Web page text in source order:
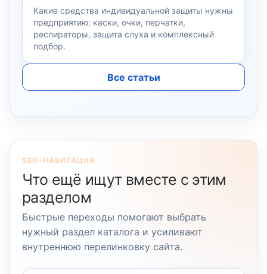
Какие средства индивидуальной защиты нужны
предприятию: каски, очки, перчатки,
респираторы, защита слуха и комплексный
подбор.
Все статьи
SEO-НАВИГАЦИЯ
Что ещё ищут вместе с этим
разделом
Быстрые переходы помогают выбрать
нужный раздел каталога и усиливают
внутреннюю перелинковку сайта.